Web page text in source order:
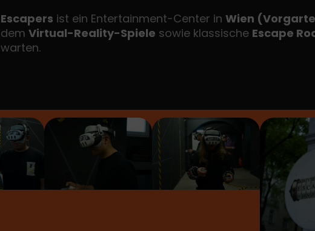
Escapers ist ein Entertainment-Center in Wien
dem Virtual-Reality-Spiele sowie klassische Escape
warten.